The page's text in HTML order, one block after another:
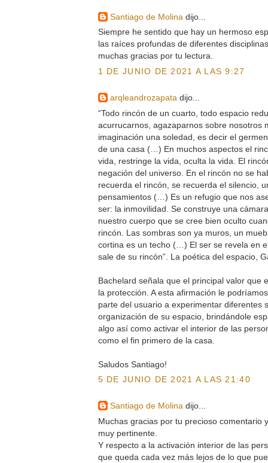
Santiago de Molina dijo...
Siempre he sentido que hay un hermoso
las raíces profundas de diferentes
muchas gracias por tu lectura.
1 DE JUNIO DE 2021 A LAS 9:27
arqleandrozapata dijo...
“Todo rincón de un cuarto, todo espacio
acurrucarnos, agazaparnos sobre nosotros
imaginación una soledad, es decir el
de una casa (…) En muchos aspectos el
vida, restringe la vida, oculta la vida. El
negación del universo. En el rincón no se
recuerda el rincón, se recuerda el silencio,
pensamientos (…) Es un refugio que nos
ser: la inmovilidad. Se construye una
nuestro cuerpo que se cree bien oculto
rincón. Las sombras son ya muros, un
cortina es un techo (…) El ser se revela en
sale de su rincón”. La poética del espacio,
Bachelard señala que el principal valor que
la protección. A esta afirmación le
parte del usuario a experimentar diferentes
organización de su espacio, brindándole
algo así como activar el interior de las
como el fin primero de la casa.
Saludos Santiago!
5 DE JUNIO DE 2021 A LAS 21:40
Santiago de Molinadijo...
Muchas gracias por tu precioso comentario
muy pertinente.
Y respecto a la activación interior de las
que queda cada vez más lejos de lo que